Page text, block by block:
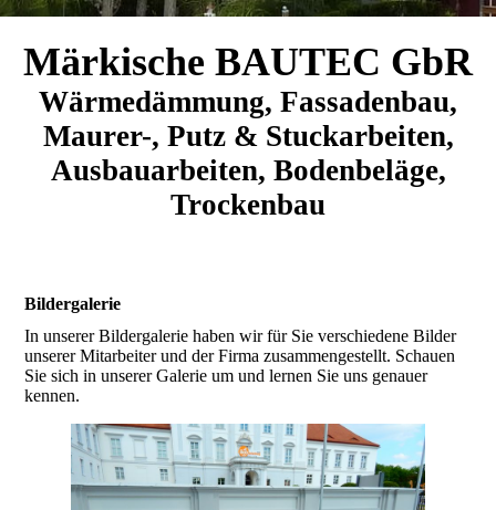
Märkische BAUTEC GbR
Wärmedämmung, Fassadenbau,
Maurer-, Putz & Stuckarbeiten,
Ausbauarbeiten, Bodenbeläge,
Trockenbau
Bildergalerie
In unserer Bildergalerie haben wir für Sie verschiedene Bilder
unserer Mitarbeiter und der Firma zusammengestellt. Schauen
Sie sich in unserer Galerie um und lernen Sie uns genauer
kennen.